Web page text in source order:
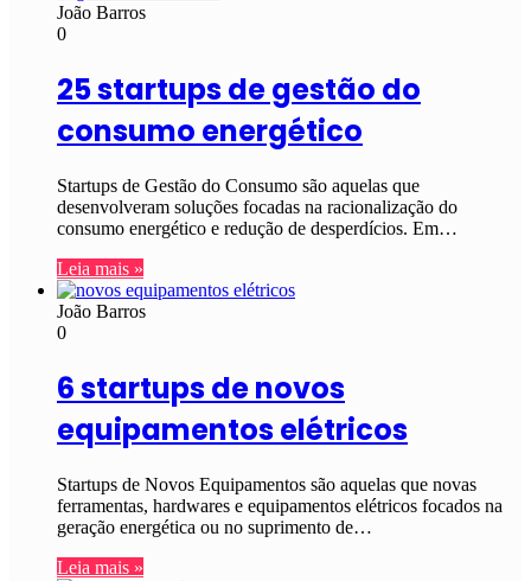
João Barros
0
25 startups de gestão do
consumo energético
Startups de Gestão do Consumo são aquelas que
desenvolveram soluções focadas na racionalização do
consumo energético e redução de desperdícios. Em…
Leia mais »
João Barros
0
6 startups de novos
equipamentos elétricos
Startups de Novos Equipamentos são aquelas que novas
ferramentas, hardwares e equipamentos elétricos focados na
geração energética ou no suprimento de…
Leia mais »